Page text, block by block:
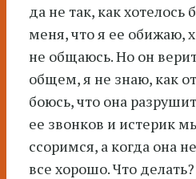
да не так, как хотелось
меня, что я ее обижаю,
не общаюсь. Но он
общем, я не знаю, как
боюсь, что она
ее звонков и истерик
ссоримся, а когда она
все хорошо. Что делать?